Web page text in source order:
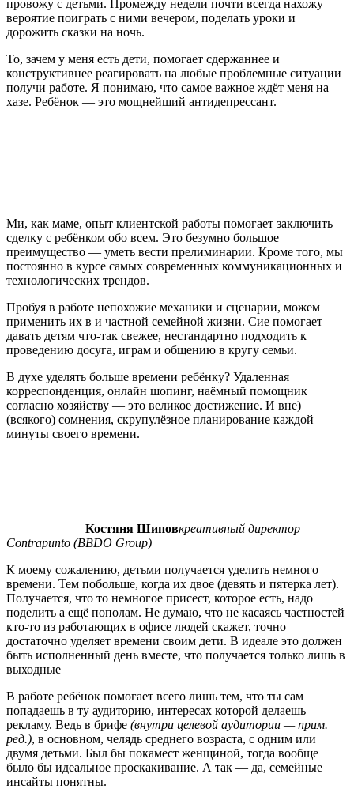
провожу с детьми. Промежду недели почти всегда нахожу
вероятие поиграть с ними вечером, поделать уроки и
дорожить сказки на ночь.
То, зачем у меня есть дети, помогает сдержаннее и
конструктивнее реагировать на любые проблемные ситуации
получи работе. Я понимаю, что самое важное ждёт меня на
хазе. Ребёнок — это мощнейший антидепрессант.
Ми, как маме, опыт клиентской работы помогает заключить
сделку с ребёнком обо всем. Это безумно большое
преимущество — уметь вести прелиминарии. Кроме того, мы
постоянно в курсе самых современных коммуникационных и
технологических трендов.
Пробуя в работе непохожие механики и сценарии, можем
применить их в и частной семейной жизни. Сие помогает
давать детям что-так свежее, нестандартно подходить к
проведению досуга, играм и общению в кругу семьи.
В духе уделять больше времени ребёнку? Удаленная
корреспонденция, онлайн шопинг, наёмный помощник
согласно хозяйству — это великое достижение. И вне)
(всякого) сомнения, скрупулёзное планирование каждой
минуты своего времени.
Костяня Шиповкреативный директор
Contrapunto (BBDO Group)
К моему сожалению, детьми получается уделить немного
времени. Тем побольше, когда их двое (девять и пятерка лет).
Получается, что то немногое присест, которое есть, надо
поделить а ещё пополам. Не думаю, что не касаясь частностей
кто-то из работающих в офисе людей скажет, точно
достаточно уделяет времени своим дети. В идеале это должен
быть исполненный день вместе, что получается только лишь в
выходные
В работе ребёнок помогает всего лишь тем, что ты сам
попадаешь в ту аудиторию, интересах которой делаешь
рекламу. Ведь в брифе (внутри целевой аудитории — прим.
ред.), в основном, челядь среднего возраста, с одним или
двумя детьми. Был бы покамест женщиной, тогда вообще
было бы идеальное проскакивание. А так — да, семейные
инсайты понятны.